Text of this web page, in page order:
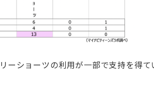
ーショーツの利用が一部で支持を得て